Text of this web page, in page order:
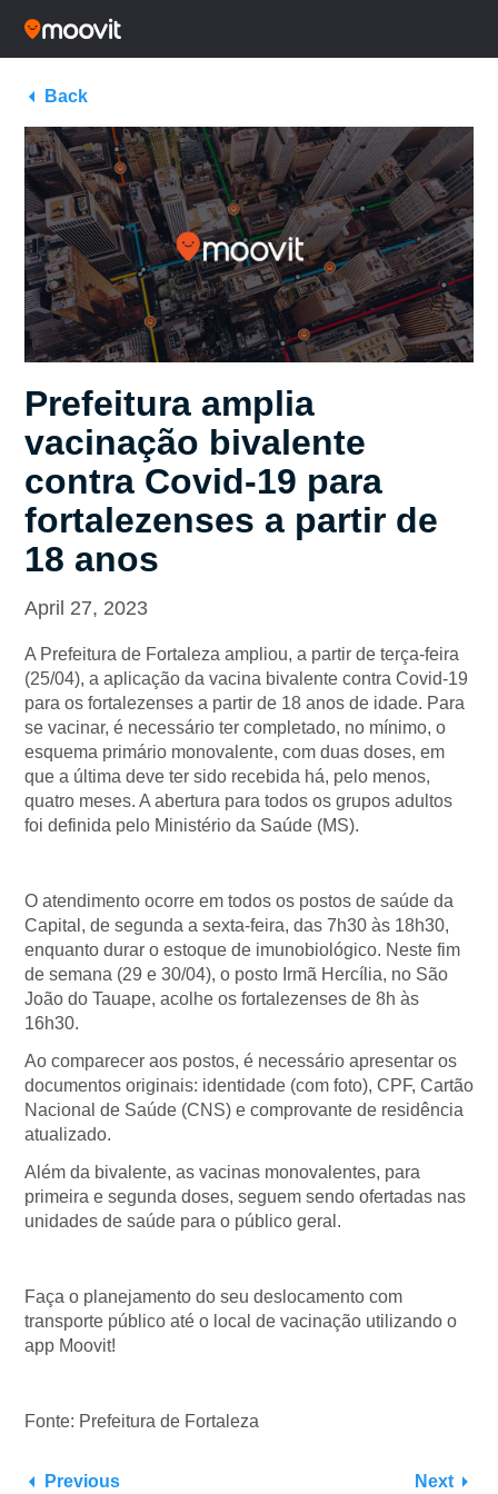
Back
Prefeitura amplia
vacinação bivalente
contra Covid-19 para
fortalezenses a partir de
18 anos
April 27, 2023
A Prefeitura de Fortaleza ampliou, a partir de terça-feira
(25/04), a aplicação da vacina bivalente contra Covid-19
para os fortalezenses a partir de 18 anos de idade. Para
se vacinar, é necessário ter completado, no mínimo, o
esquema primário monovalente, com duas doses, em
que a última deve ter sido recebida há, pelo menos,
quatro meses. A abertura para todos os grupos adultos
foi definida pelo Ministério da Saúde (MS).
O atendimento ocorre em todos os postos de saúde da
Capital, de segunda a sexta-feira, das 7h30 às 18h30,
enquanto durar o estoque de imunobiológico. Neste fim
de semana (29 e 30/04), o posto Irmã Hercília, no São
João do Tauape, acolhe os fortalezenses de 8h às
16h30.
Ao comparecer aos postos, é necessário apresentar os
documentos originais: identidade (com foto), CPF, Cartão
Nacional de Saúde (CNS) e comprovante de residência
atualizado.
Além da bivalente, as vacinas monovalentes, para
primeira e segunda doses, seguem sendo ofertadas nas
unidades de saúde para o público geral.
Faça o planejamento do seu deslocamento com
transporte público até o local de vacinação utilizando o
app Moovit!
Fonte: Prefeitura de Fortaleza
Previous Next